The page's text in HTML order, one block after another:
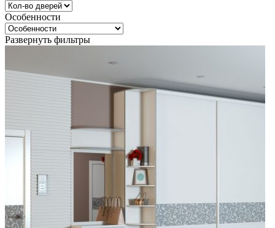
Особенности
Развернуть фильтры